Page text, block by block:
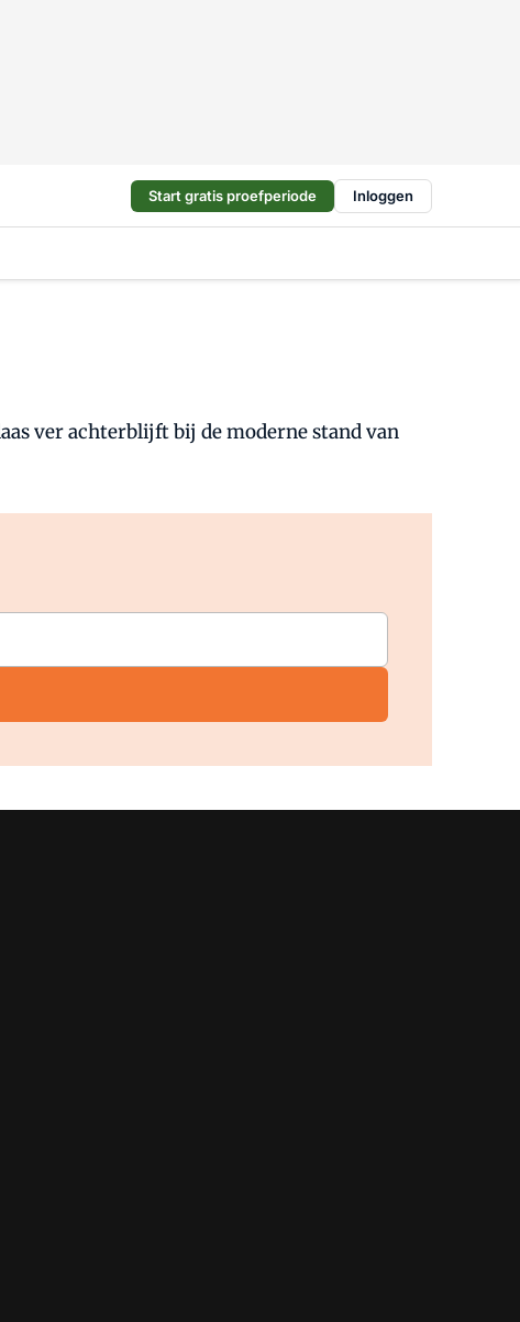
Start gratis proefperiode Inloggen
ver achterblijft bij de moderne stand van